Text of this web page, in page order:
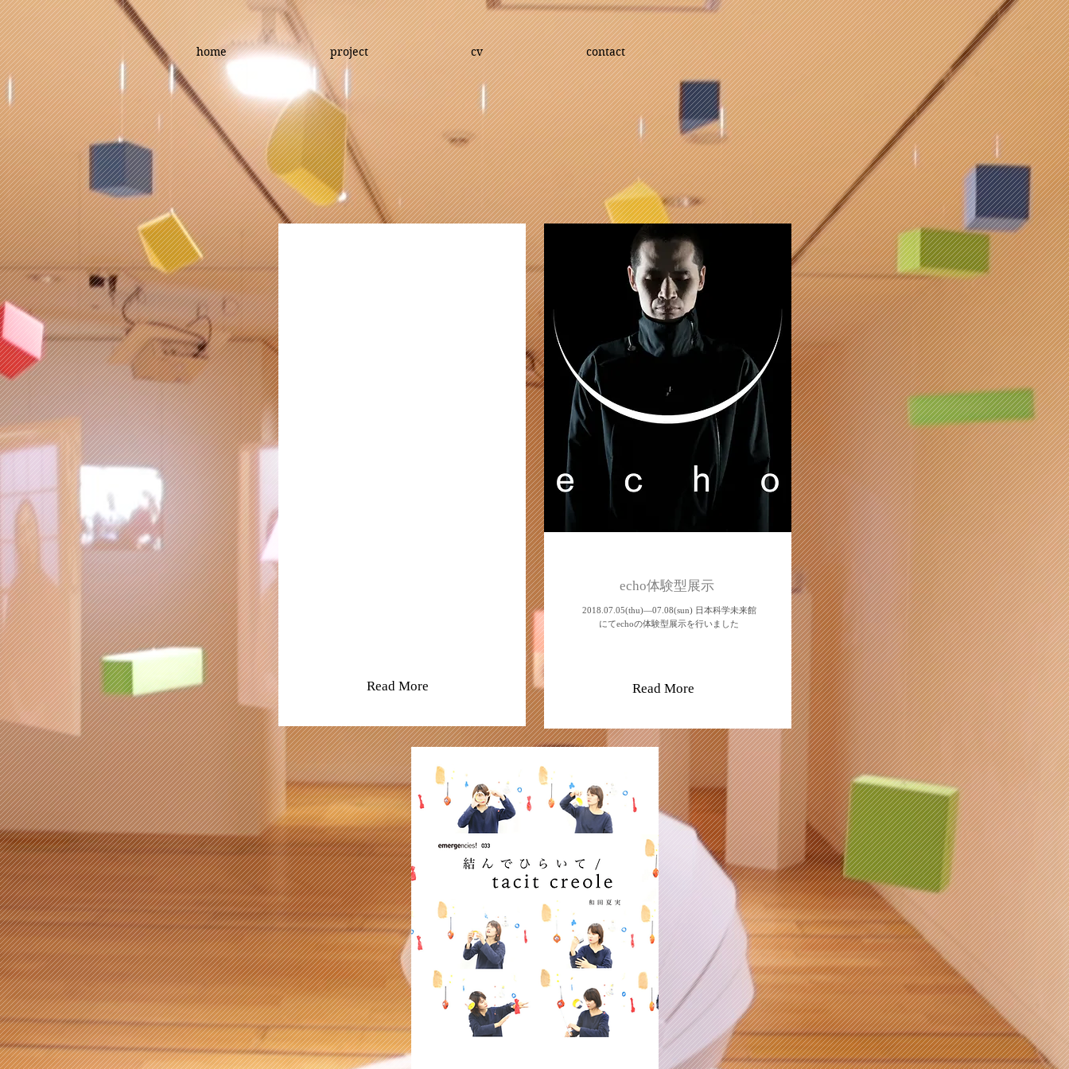
home project cv contact
Read More
echo体験型展示
2018.07.05(thu)—07.08(sun) 日本科学未来館
にてechoの体験型展示を行いました
Read More